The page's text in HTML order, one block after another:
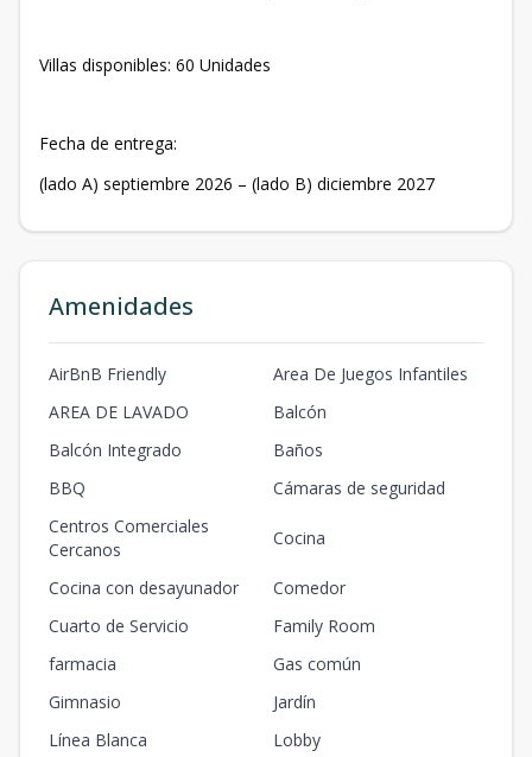
Villas disponibles: 60 Unidades
Fecha de entrega:
(lado A) septiembre 2026 – (lado B) diciembre 2027
Amenidades
AirBnB Friendly
Area De Juegos Infantiles
AREA DE LAVADO
Balcón
Balcón Integrado
Baños
BBQ
Cámaras de seguridad
Centros Comerciales
Cercanos
Cocina
Cocina con desayunador
Comedor
Cuarto de Servicio
Family Room
farmacia
Gas común
Gimnasio
Jardín
Línea Blanca
Lobby